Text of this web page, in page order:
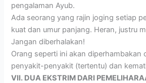
pengalaman Ayub.
Ada seorang yang rajin joging setiap
kuat dan umur panjang. Heran, justru
Jangan diberhalakan!
Orang seperti ini akan diperhambakan
penyakit-penyakit (tertentu) dan
VII. DUA EKSTRIM DARI